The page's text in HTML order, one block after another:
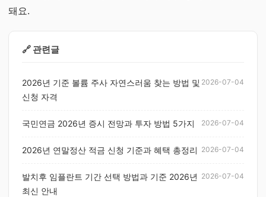
돼요.
🔗 관련글
2026년 기준 볼륨 주사 자연스러움 찾는 방법 및
신청 자격
2026-07-04
국민연금 2026년 증시 전망과 투자 방법 5가지 2026-07-04
2026년 연말정산 적금 신청 기준과 혜택 총정리 2026-07-04
발치후 임플란트 기간 선택 방법과 기준 2026년
최신 안내
2026-07-04